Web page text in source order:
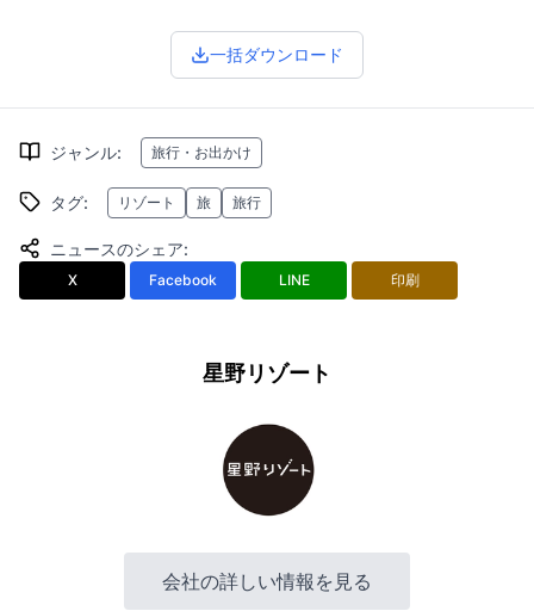
一括ダウンロード
ジャンル: 旅行・お出かけ
タグ: リゾート 旅 旅行
ニュースのシェア:
X Facebook LINE 印刷
星野リゾート
会社の詳しい情報を見る